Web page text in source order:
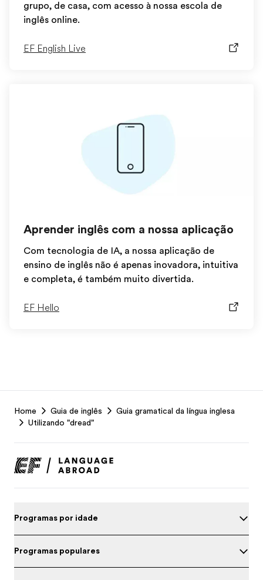
grupo, de casa, com acesso à nossa escola de
inglês online.
EF English Live
Aprender inglês com a nossa aplicação
Com tecnologia de IA, a nossa aplicação de
ensino de inglês não é apenas inovadora, intuitiva
e completa, é também muito divertida.
EF Hello
Footer
Home Guia de inglês
Guia gramatical da língua inglesa
Utilizando "dread"
Programas por idade
Programas populares